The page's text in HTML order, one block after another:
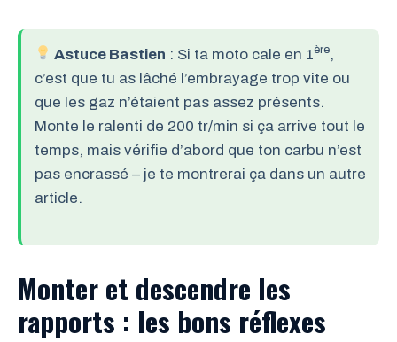
Astuce Bastien : Si ta moto cale en 1ère,
c’est que tu as lâché l’embrayage trop vite ou
que les gaz n’étaient pas assez présents.
Monte le ralenti de 200 tr/min si ça arrive tout le
temps, mais vérifie d’abord que ton carbu n’est
pas encrassé – je te montrerai ça dans un autre
article.
Monter et descendre les
rapports : les bons réflexes